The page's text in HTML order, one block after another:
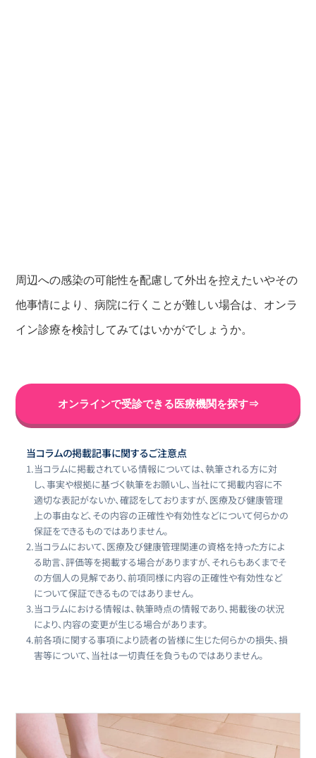
周辺への感染の可能性を配慮して外出を控えたいやその
他事情により、病院に行くことが難しい場合は、オンラ
イン診療を検討してみてはいかがでしょうか。
オンラインで受診できる医療機関を探す⇒
当コラムの掲載記事に関するご注意点
1.当コラムに掲載されている情報については、執筆される方に対
し、事実や根拠に基づく執筆をお願いし、当社にて掲載内容に不
適切な表記がないか、確認をしておりますが、医療及び健康管理
上の事由など、その内容の正確性や有効性などについて何らかの
保証をできるものではありません。
2.当コラムにおいて、医療及び健康管理関連の資格を持った方によ
る助言、評価等を掲載する場合がありますが、それらもあくまでそ
の方個人の見解であり、前項同様に内容の正確性や有効性など
について保証できるものではありません。
3.当コラムにおける情報は、執筆時点の情報であり、掲載後の状況
により、内容の変更が生じる場合があります。
4.前各項に関する事項により読者の皆様に生じた何らかの損失、損
害等について、当社は一切責任を負うものではありません。